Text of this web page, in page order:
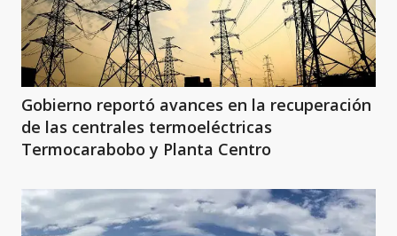
Gobierno reportó avances en la recuperación
de las centrales termoeléctricas
Termocarabobo y Planta Centro